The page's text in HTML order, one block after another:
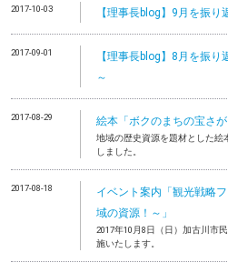
2017-10-03 【理事長blog】9月を振り
2017-09-01
【理事長blog】8月を振
～
2017-08-29 絵本「ボクのまちの宝さ
地域の歴史資源を題材とした絵
しました。
2017-08-18
イベント案内「観光戦略
域の資源！～」
2017年10月8日（日）加古川市
施いたします。